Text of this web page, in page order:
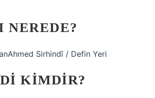
Sirhindî / Defin Yeri
KIMDIR?